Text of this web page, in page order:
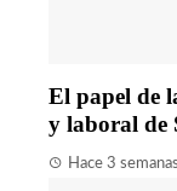
El papel de
y laboral de
Hace 3 semanas